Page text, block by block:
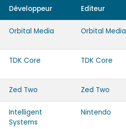
Développeur Editeur
Orbital Media Orbital Media
TDK Core TDK Core
Zed Two Zed Two
Intelligent
Systems
Nintendo